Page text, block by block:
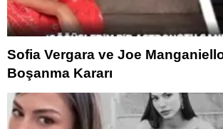
Sofia Vergara ve Joe
Boşanma Kararı